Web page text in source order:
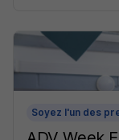
Soyez l'un des